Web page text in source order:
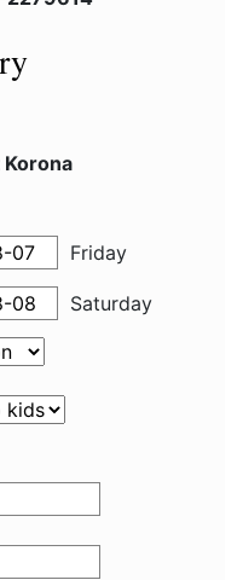
Friday
Saturday